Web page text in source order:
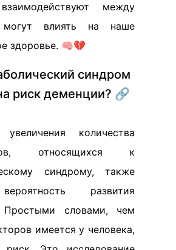
между
влиять на наше
здоровье. 🧠💔
синдром
риск деменции? 🔗
количества
относящихся к
синдрому, также
развития
Простыми словами, чем
имеется у человека,